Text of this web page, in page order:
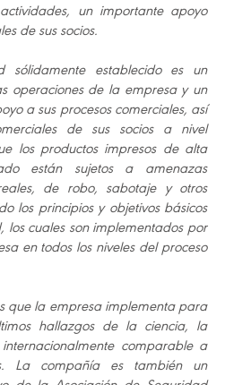
un importante apoyo
de sus socios.
sólidamente establecido es un
operaciones de la empresa y un
a sus procesos comerciales, así
de sus socios a nivel
los productos impresos de alta
están sujetos a amenazas
de robo, sabotaje y otros
los principios y objetivos básicos
los cuales son implementados por
en todos los niveles del proceso
que la empresa implementa para
hallazgos de la ciencia, la
comparable a
La compañía es también un